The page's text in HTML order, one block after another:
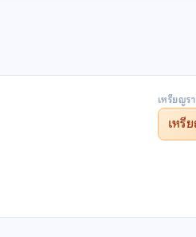
เหรียญร
เหรี